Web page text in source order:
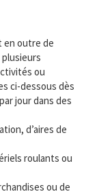
en outre de
ou
ci-dessous dès
jour dans des
d’aires de
roulants ou
ou de